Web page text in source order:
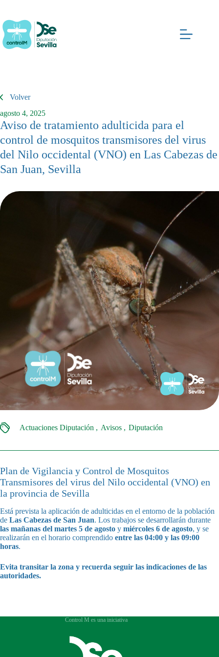
contenido
Volver
agosto 4, 2025
Aviso de tratamiento adulticida para el
control de mosquitos transmisores del virus
del Nilo occidental (VNO) en Las Cabezas de
San Juan, Sevilla
Actuaciones Diputación Avisos Diputación
Plan de Vigilancia y Control de Mosquitos
Transmisores del virus del Nilo occidental (VNO) en
la provincia de Sevilla
Está prevista la aplicación de adulticidas en el entorno de la población
de Las Cabezas de San Juan. Los trabajos se desarrollarán durante
las mañanas del martes 5 de agosto y miércoles 6 de agosto, y se
realizarán en el horario comprendido entre las 04:00 y las 09:00
horas.
Evita transitar la zona y recuerda seguir las indicaciones de las
autoridades.
Control M es una iniciativa